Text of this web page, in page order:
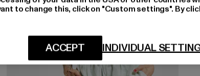
to change this, click on "Custom settings". By
INDIVIDUAL
ACCEPT